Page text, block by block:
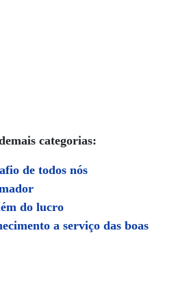
categorias:
de todos nós
do lucro
a serviço das boas